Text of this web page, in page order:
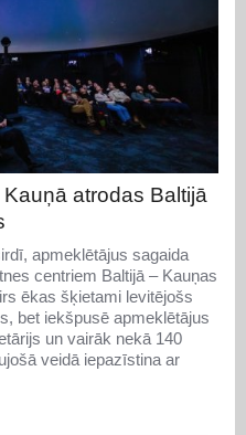
atrodas Baltijā
apmeklētājus sagaida
centriem Baltijā – Kauņas
ēkas šķietami levitējošs
bet iekšpusē apmeklētājus
un vairāk nekā 140
veidā iepazīstina ar